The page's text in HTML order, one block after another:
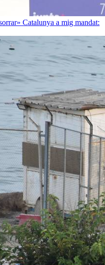
Catalunya a mig mandat: